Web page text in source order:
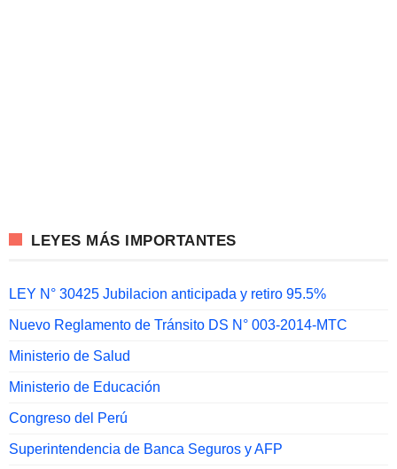
LEYES MÁS IMPORTANTES
LEY N° 30425 Jubilacion anticipada y retiro 95.5%
Nuevo Reglamento de Tránsito DS N° 003-2014-MTC
Ministerio de Salud
Ministerio de Educación
Congreso del Perú
Superintendencia de Banca Seguros y AFP